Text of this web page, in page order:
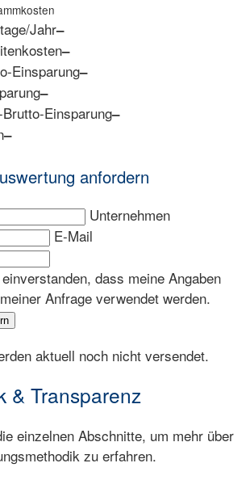
Jahr–
–
Einsparung–
–
Einsparung–
–
anfordern
Unternehmen
E-Mail
dass meine Angaben
Anfrage verwendet werden.
aktuell noch nicht versendet.
& Transparenz
einzelnen Abschnitte, um mehr über
zu erfahren.